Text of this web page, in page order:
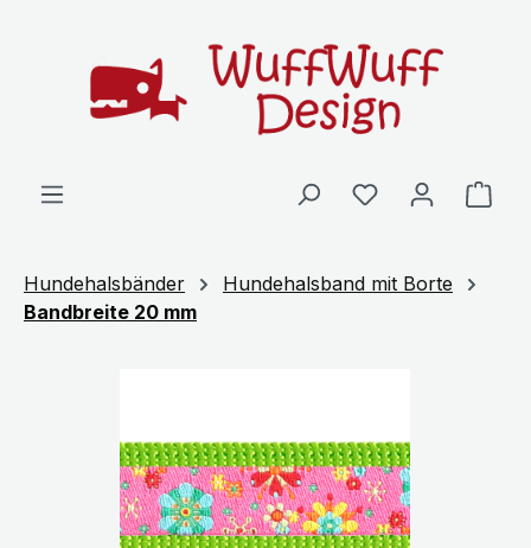
Hundehalsbänder
Hundehalsband mit Borte
Bandbreite 20 mm